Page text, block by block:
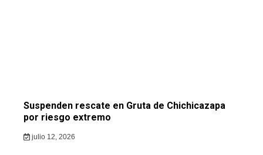
Suspenden rescate en Gruta de Chichicazapa
por riesgo extremo
julio 12, 2026